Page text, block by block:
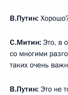
В.Путин:
С.Митин: Это, в
со многими
таких очень
В.Путин: Это не